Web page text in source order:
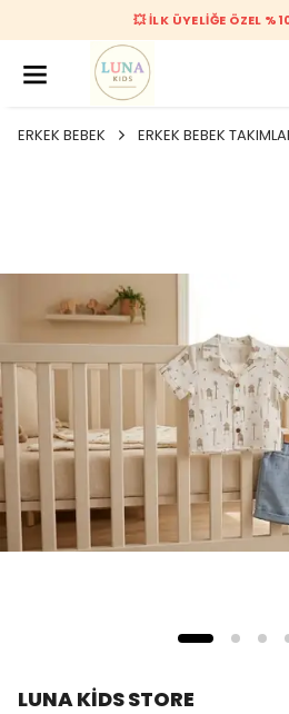
💥 İLK ÜYELİĞE ÖZEL
ERKEK BEBEK ERKEK BEBEK
LUNA KİDS STORE